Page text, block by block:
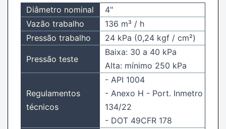
Diâmetro nominal
4"
Vazão trabalho
136 m³ / h
Pressão trabalho
24 kPa (0,24 kgf / cm²)
Pressão teste
Baixa: 30 a 40 kPa
Alta: mínimo 250 kPa
Regulamentos
técnicos
- API 1004
- Anexo H - Port. Inmetro
134/22
- DOT 49CFR 178